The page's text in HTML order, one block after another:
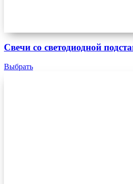
Свечи со светодиодной
Выбрать